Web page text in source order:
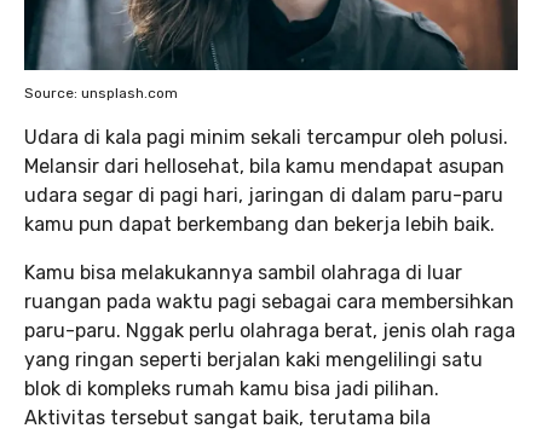
Source: unsplash.com
Udara di kala pagi minim sekali tercampur oleh polusi.
Melansir dari hellosehat, bila kamu mendapat asupan
udara segar di pagi hari, jaringan di dalam paru-paru
kamu pun dapat berkembang dan bekerja lebih baik.
Kamu bisa melakukannya sambil olahraga di luar
ruangan pada waktu pagi sebagai cara membersihkan
paru-paru. Nggak perlu olahraga berat, jenis olah raga
yang ringan seperti berjalan kaki mengelilingi satu
blok di kompleks rumah kamu bisa jadi pilihan.
Aktivitas tersebut sangat baik, terutama bila